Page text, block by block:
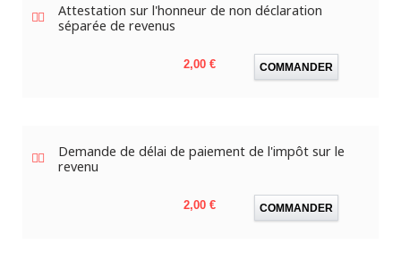
Attestation sur l'honneur de non déclaration
séparée de revenus
Prix
2,00 € COMMANDER
Demande de délai de paiement de l'impôt sur le
revenu
Prix
2,00 € COMMANDER